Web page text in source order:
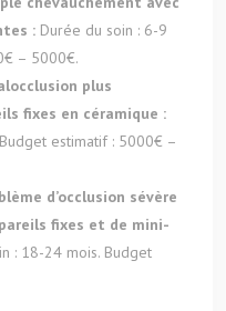
: Durée du soin : 6-9
– 5000€.
plus
fixes en céramique :
estimatif : 5000€ –
d’occlusion sévère
fixes et de mini-
: 18-24 mois. Budget